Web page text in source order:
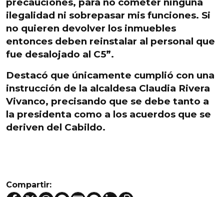
ilegalidad ni sobrepasar mis funciones. Si
no quieren devolver los inmuebles
entonces deben reinstalar al personal que
fue desalojado al C5”.
Destacó que únicamente cumplió con una
instrucción de la alcaldesa Claudia Rivera
Vivanco, precisando que se debe tanto a
la presidenta como a los acuerdos que se
deriven del Cabildo.
Compartir: